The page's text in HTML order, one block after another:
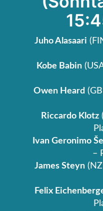
Juho Alasaari
Kobe Babin
Owen Heard
Riccardo Klotz
Ivan Geronimo
–
James Steyn
Felix